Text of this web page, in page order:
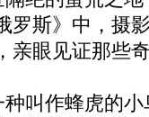
罗斯》中，摄
亲眼见证那些
叫作蜂虎的小